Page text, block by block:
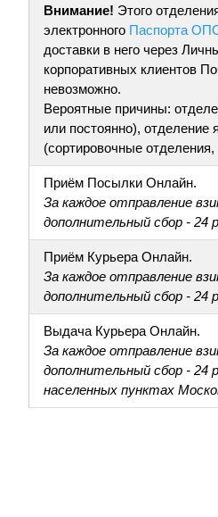
Внимание! Этого
электронного Паспорта
доставки в него через
корпоративных клиентов
невозможно.
Вероятные причины:
или постоянно), отделение
(сортировочные
Приём Посылки Онлайн.
За каждое отправление
дополнительный сбор - 24
Приём Курьера Онлайн.
За каждое отправление
дополнительный сбор - 24
Выдача Курьера Онлайн.
За каждое отправление
дополнительный сбор - 24
населенных пунктах